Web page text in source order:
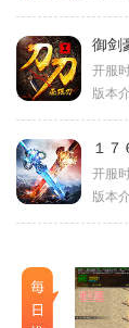
御剑
开服
版本
１７
开服
版本